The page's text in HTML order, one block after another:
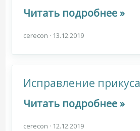
Читать подробнее »
cerecon · 13.12.2019
Исправление прикуса
Читать подробнее »
cerecon · 12.12.2019